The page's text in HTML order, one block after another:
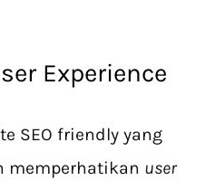
Experience
SEO friendly yang
memperhatikan user